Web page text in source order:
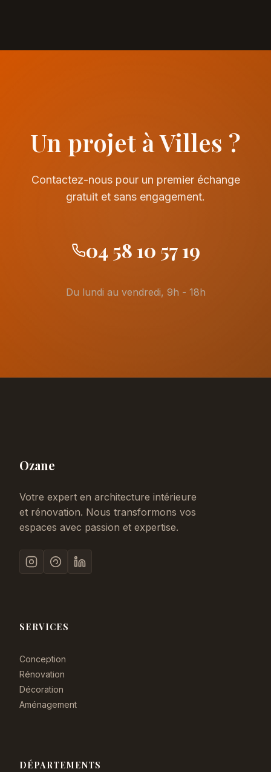
Un projet à Villes ?
Contactez-nous pour un premier échange
gratuit et sans engagement.
04 58 10 57 19
Du lundi au vendredi, 9h - 18h
Ozane
Votre expert en architecture intérieure
et rénovation. Nous transformons vos
espaces avec passion et expertise.
SERVICES
Conception
Rénovation
Décoration
Aménagement
DÉPARTEMENTS